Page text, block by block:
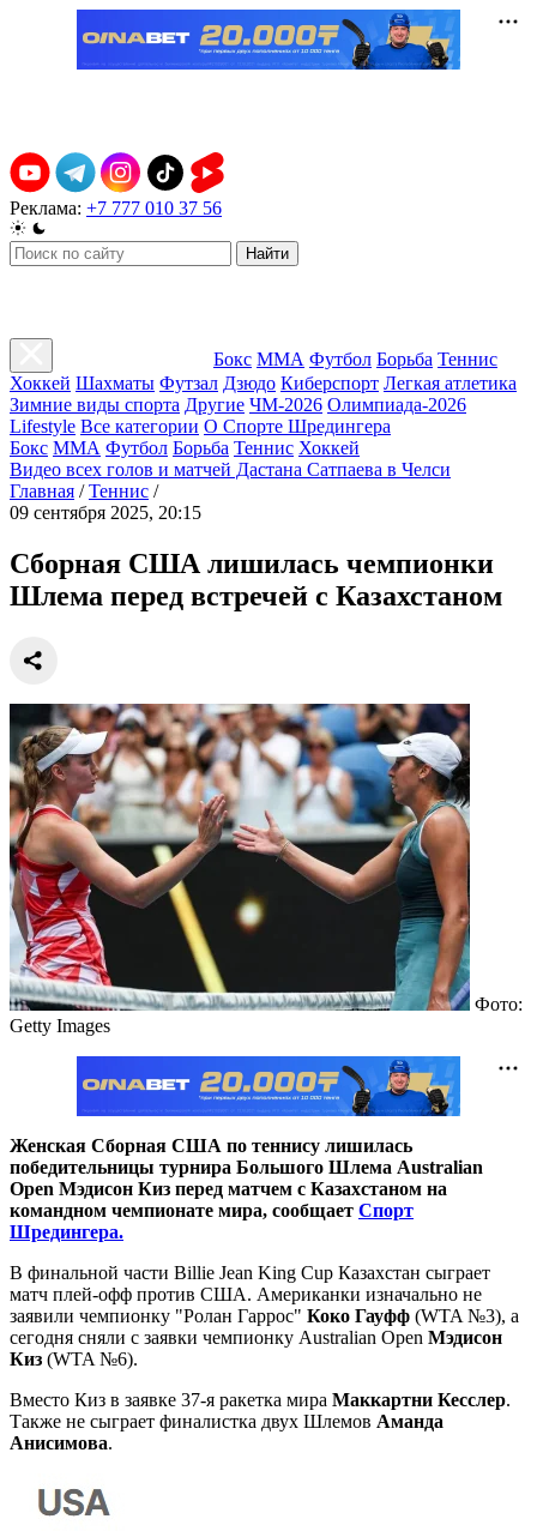
Реклама: +7 777 010 37 56
Найти
Бокс ММА Футбол Борьба Теннис
Хоккей Шахматы Футзал Дзюдо Киберспорт Легкая атлетика
Зимние виды спорта Другие ЧМ-2026 Олимпиада-2026
Lifestyle Все категории О Спорте Шредингера
Бокс ММА Футбол Борьба Теннис Хоккей
Видео всех голов и матчей Дастана Сатпаева в Челси
Главная / Теннис /
09 сентября 2025, 20:15
Сборная США лишилась чемпионки
Шлема перед встречей с Казахстаном
Фото:
Getty Images
Женская Сборная США по теннису лишилась
победительницы турнира Большого Шлема Australian
Open Мэдисон Киз перед матчем с Казахстаном на
командном чемпионате мира, сообщает Спорт
Шредингера.
В финальной части Billie Jean King Cup Казахстан сыграет
матч плей-офф против США. Американки изначально не
заявили чемпионку "Ролан Гаррос" Коко Гауфф (WTA №3), а
сегодня сняли с заявки чемпионку Australian Open Мэдисон
Киз (WTA №6).
Вместо Киз в заявке 37-я ракетка мира Маккартни Кесслер.
Также не сыграет финалистка двух Шлемов Аманда
Анисимова.